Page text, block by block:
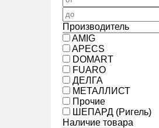
Производитель
AMIG
APECS
DOMART
FUARO
ДЕЛГА
МЕТАЛЛИСТ
Прочие
ШЕПАРД (Ригель)
Наличие товара